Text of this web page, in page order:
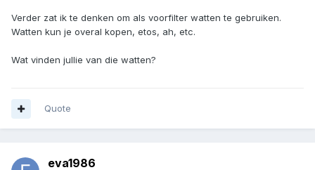
Verder zat ik te denken om als voorfilter watten te gebruiken.
Watten kun je overal kopen, etos, ah, etc.
Wat vinden jullie van die watten?
Quote
eva1986